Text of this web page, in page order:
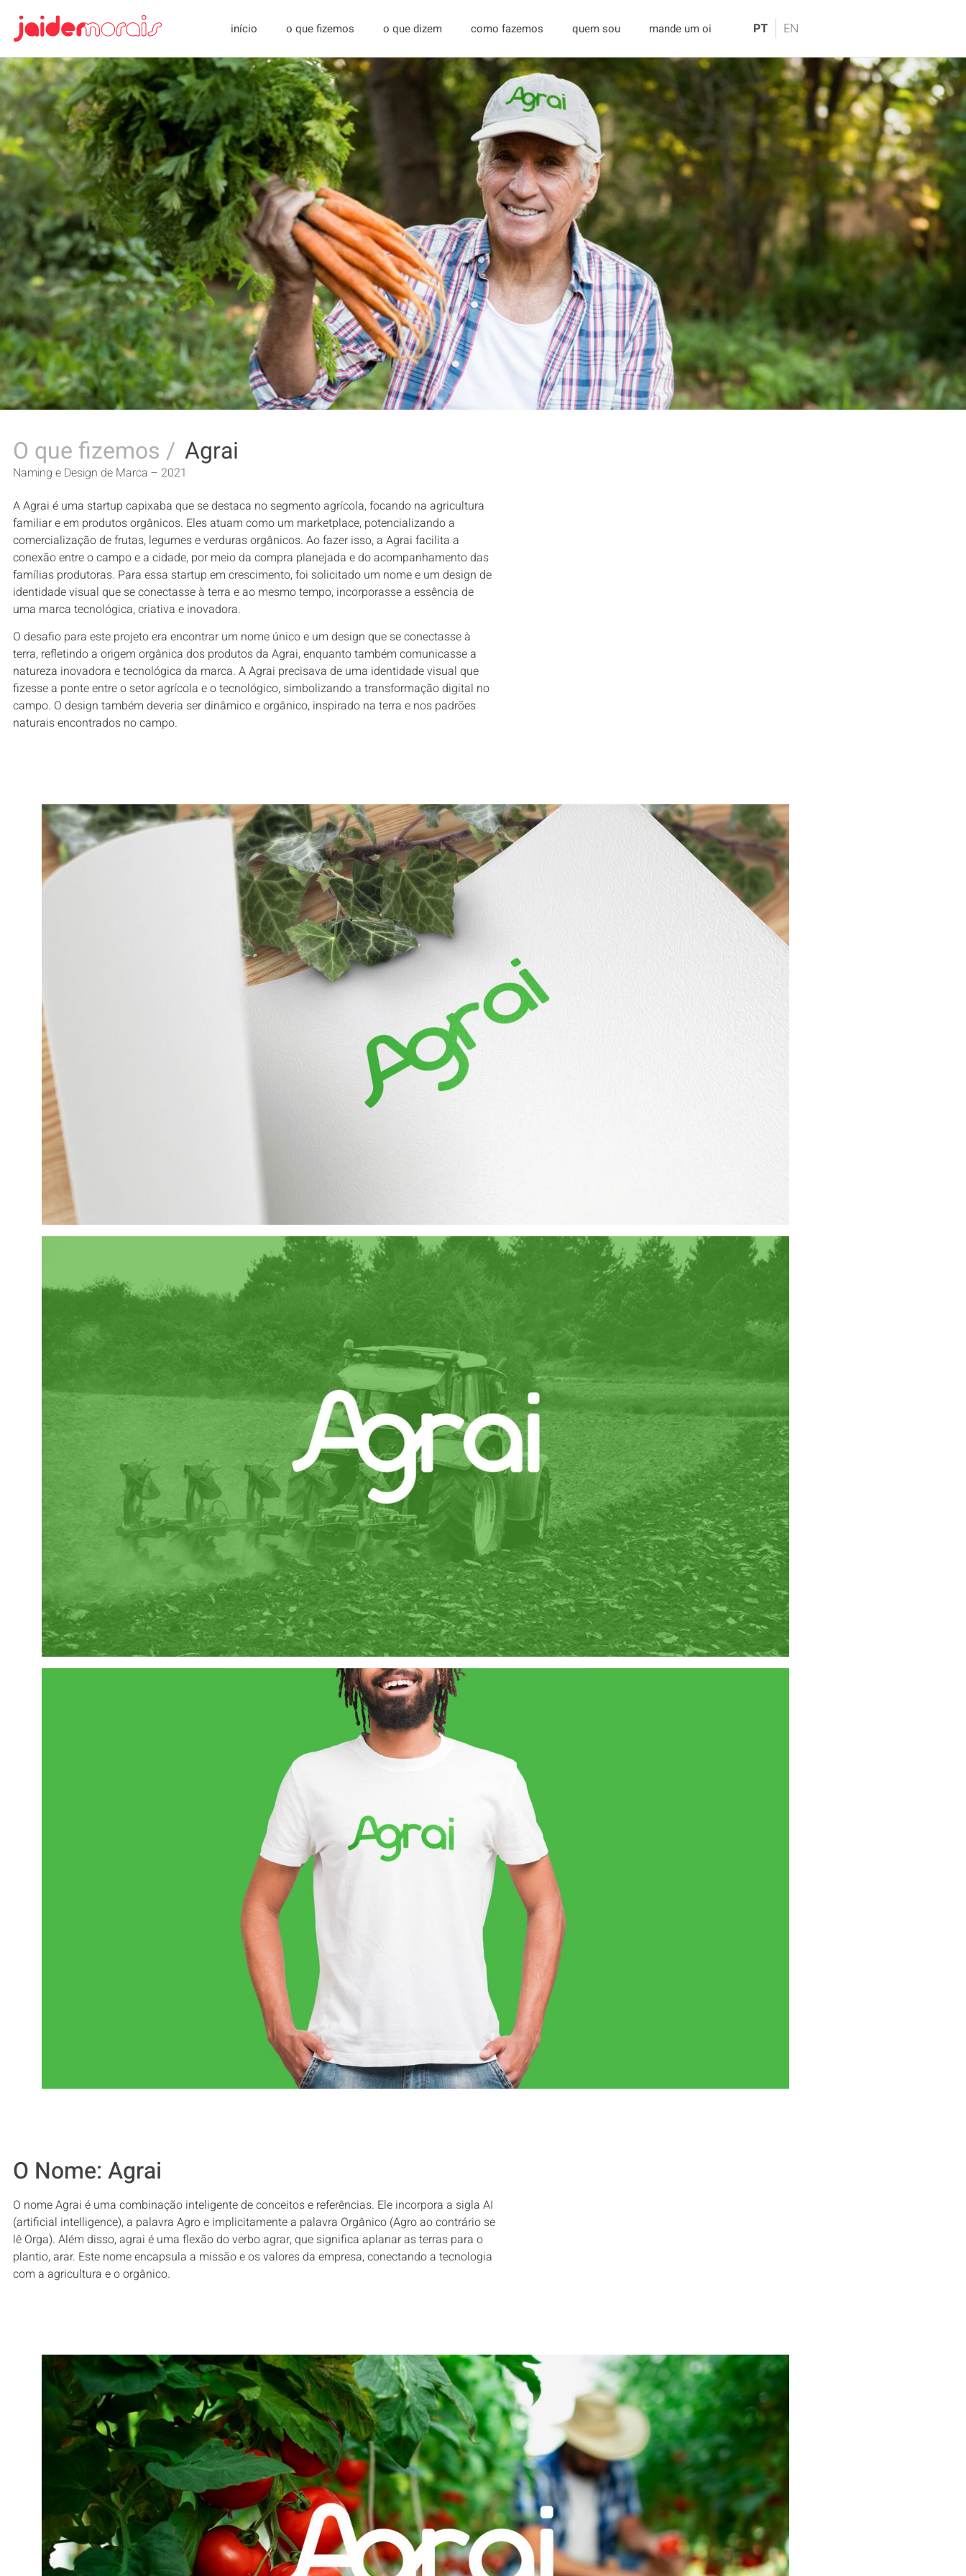
início o que fizemos o que dizem como fazemos quem sou mande um oi
O que fizemos / Agrai
Naming e Design de Marca – 2021
A Agrai é uma startup capixaba que se destaca no segmento agrícola, focando na agricultura
familiar e em produtos orgânicos. Eles atuam como um marketplace, potencializando a
comercialização de frutas, legumes e verduras orgânicos. Ao fazer isso, a Agrai facilita a
conexão entre o campo e a cidade, por meio da compra planejada e do acompanhamento das
famílias produtoras. Para essa startup em crescimento, foi solicitado um nome e um design de
identidade visual que se conectasse à terra e ao mesmo tempo, incorporasse a essência de
uma marca tecnológica, criativa e inovadora.
O desafio para este projeto era encontrar um nome único e um design que se conectasse à
terra, refletindo a origem orgânica dos produtos da Agrai, enquanto também comunicasse a
natureza inovadora e tecnológica da marca. A Agrai precisava de uma identidade visual que
fizesse a ponte entre o setor agrícola e o tecnológico, simbolizando a transformação digital no
campo. O design também deveria ser dinâmico e orgânico, inspirado na terra e nos padrões
naturais encontrados no campo.
O Nome: Agrai
O nome Agrai é uma combinação inteligente de conceitos e referências. Ele incorpora a sigla AI
(artificial intelligence), a palavra Agro e implicitamente a palavra Orgânico (Agro ao contrário se
lê Orga). Além disso, agrai é uma flexão do verbo agrar, que significa aplanar as terras para o
plantio, arar. Este nome encapsula a missão e os valores da empresa, conectando a tecnologia
com a agricultura e o orgânico.